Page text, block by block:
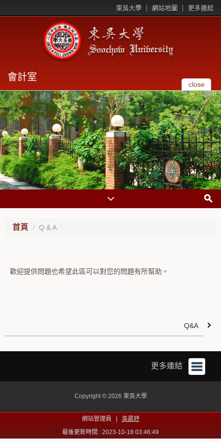
東吳大學 網站地圖 更多連結
會計室
close
首頁 Q & A
歡迎提供問題也希望此區可以對您的問題有所幫助。
Q&A
更多連結
Copyright © 2026 東吳大學
網站管理員 | 吳晨妤
最後更新時間 : 2023-10-18 03:46:49